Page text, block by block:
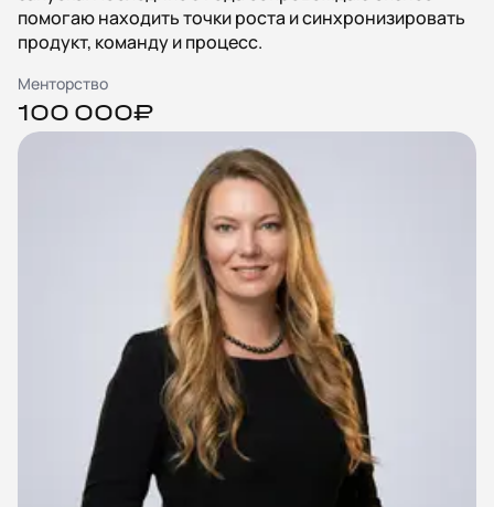
помогаю находить точки роста и синхронизировать
продукт, команду и процесс.
Менторство
100 000₽